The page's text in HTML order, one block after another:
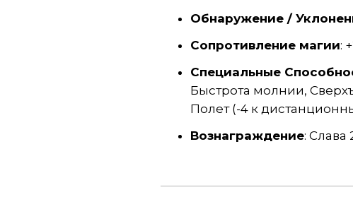
Обнаружение /
Сопротивление магии:
Специальные
Быстрота молнии,
Полет (-4 к
Вознаграждение: Слава